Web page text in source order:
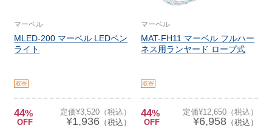
マーベル
MLED-200 マーベル LEDペン
ライト
取寄
44%
OFF
定価¥3,520（税込）
¥1,936（税込）
マーベル
MAT-FH11 マーベル フルハー
ネス用ランヤード ロープ式
取寄
44%
OFF
定価¥12,650（税込）
¥6,958（税込）